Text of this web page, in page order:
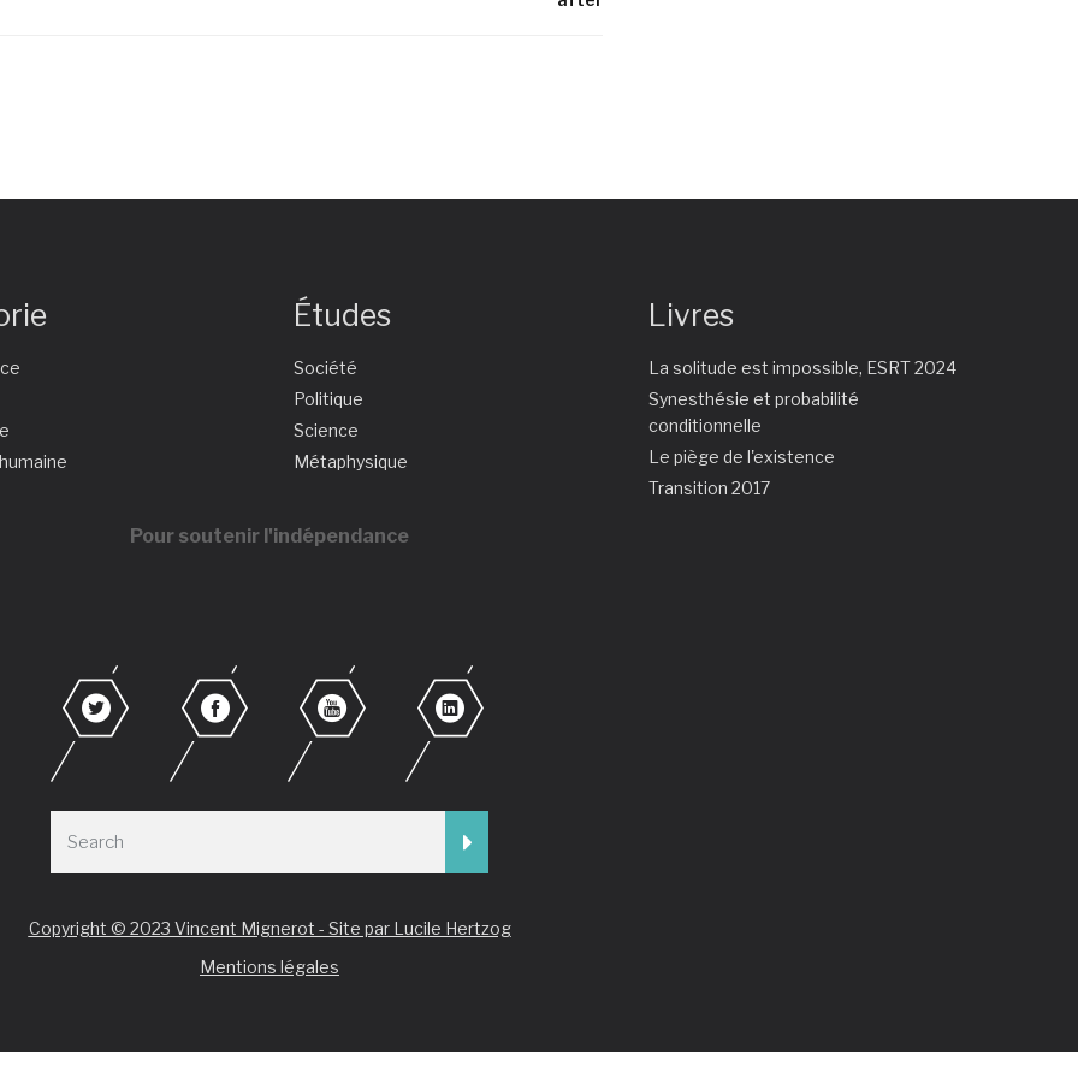
Études
Société
Politique
Science
Métaphysique
Livres
La solitude est impossible, ESRT 2024
Synesthésie et probabilité
conditionnelle
Le piège de l'existence
Transition 2017
Pour soutenir l'indépendance
Copyright © 2023 Vincent Mignerot - Site par Lucile Hertzog
Mentions légales